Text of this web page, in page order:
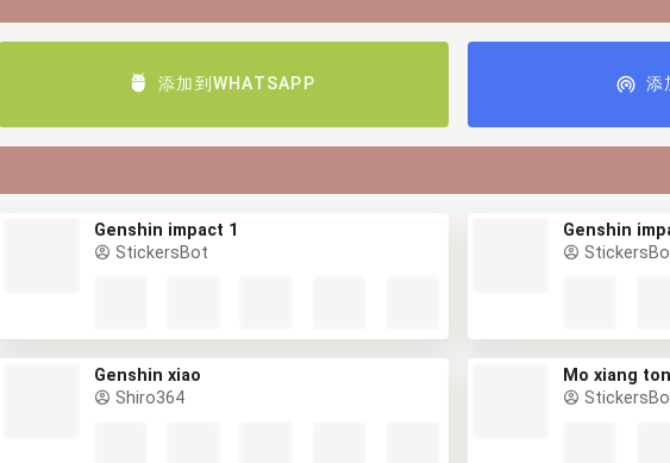
添加到WHATSAPP 添
Genshin impact 1
StickersBot
Genshin
Genshin xiao
Shiro364
Mo xiang